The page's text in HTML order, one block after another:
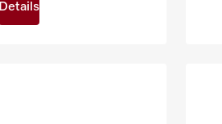
Details